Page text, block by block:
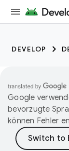
DEVELOP
Google
bevorzugte
können Fehler